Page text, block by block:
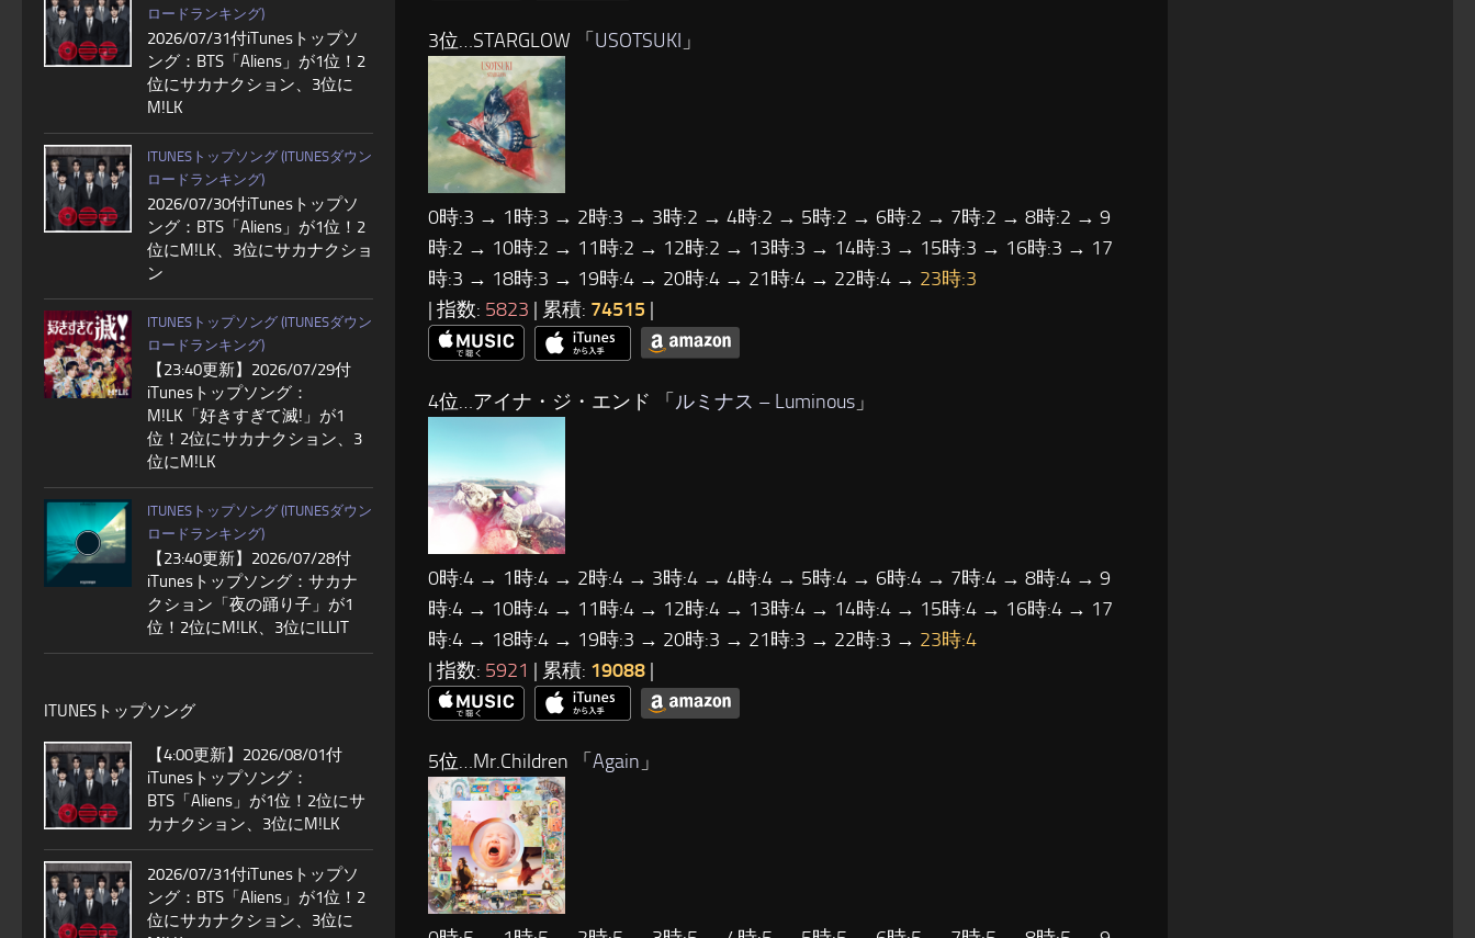
3位…STARGLOW 「 USOTSUKI 」
0時:3 → 1時:3 → 2時:3 → 3時:2 → 4時:2 → 5時:2 → 6時:2 → 7時:2 → 8時:2 → 9
時:2 → 10時:2 → 11時:2 → 12時:2 → 13時:3 → 14時:3 → 15時:3 → 16時:3 → 17
時:3 → 18時:3 → 19時:4 → 20時:4 → 21時:4 → 22時:4 → 23時:3
| 指数: 5823 | 累積: 74515 |
4位…アイナ・ジ・エンド 「ルミナス – Luminous 」
0時:4 → 1時:4 → 2時:4 → 3時:4 → 4時:4 → 5時:4 → 6時:4 → 7時:4 → 8時:4 → 9
時:4 → 10時:4 → 11時:4 → 12時:4 → 13時:4 → 14時:4 → 15時:4 → 16時:4 → 17
時:4 → 18時:4 → 19時:3 → 20時:3 → 21時:3 → 22時:3 → 23時:4
| 指数: 5921 | 累積: 19088 |
5位…Mr.Children 「 Again 」
ロードランキング)
2026/07/31付iTunesトップソ
ング：BTS「Aliens」が1位！2
位にサカナクション、3位に
M!LK
ITUNESトップソング (ITUNESダウン
ロードランキング)
2026/07/30付iTunesトップソ
ング：BTS「Aliens」が1位！2
位にM!LK、3位にサカナクショ
ン
ITUNESトップソング (ITUNESダウン
ロードランキング)
【23:40更新】2026/07/29付
iTunesトップソング：
M!LK「好きすぎて滅!」が1
位！2位にサカナクション、3
位にM!LK
ITUNESトップソング (ITUNESダウン
ロードランキング)
【23:40更新】2026/07/28付
iTunesトップソング：サカナ
クション「夜の踊り子」が1
位！2位にM!LK、3位にILLIT
ITUNESトップソング
【4:00更新】2026/08/01付
iTunesトップソング：
BTS「Aliens」が1位！2位にサ
カナクション、3位にM!LK
2026/07/31付iTunesトップソ
ング：BTS「Aliens」が1位！2
位にサカナクション、3位に